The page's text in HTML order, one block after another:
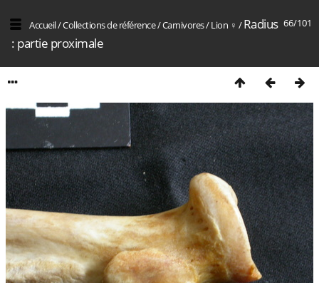
66/101
Accueil/Collections de référence/Carnivores/Lion ♀ /Radius
: partie proximale